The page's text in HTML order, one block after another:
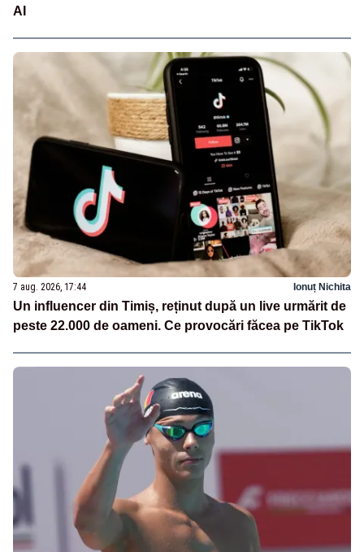
AI
7 aug. 2026, 17:44 Ionuț Nichita
Un influencer din Timiș, reținut după un live urmărit de
peste 22.000 de oameni. Ce provocări făcea pe TikTok